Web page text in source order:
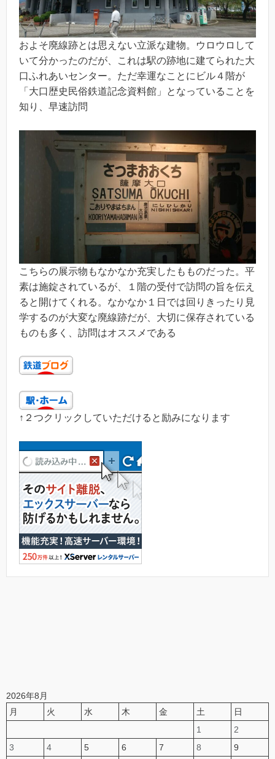
およそ廃線跡とは思えない立派な建物。ウロウロして
いて分かったのだが、これは駅の跡地に建てられた大
口ふれあいセンター。ただ幸運なことにビル４階が
「大口歴史民俗鉄道記念資料館」となっていることを
知り、早速訪問
こちらの展示物もなかなか充実したもものだった。平
素は施錠されているが、１階の受付で訪問の旨を伝え
ると開けてくれる。なかなか１日では回りきったり見
学するのが大変な廃線跡だが、大切に保存されている
ものも多く、訪問はオススメである
↑２つクリックしていただけると励みになります
2026年8月
月
火 水 木 金 土
日
1
2
3
4 5 6 7 8
9